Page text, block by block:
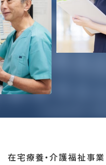
在宅療養‧介護福祉事業